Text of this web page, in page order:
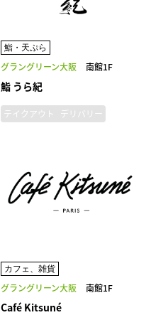
鮨・天ぷら
グラングリーン大阪 南館1F
鮨 うら紀
テイクアウト デリバリー
カフェ、雑貨
グラングリーン大阪 南館1F
Café Kitsuné